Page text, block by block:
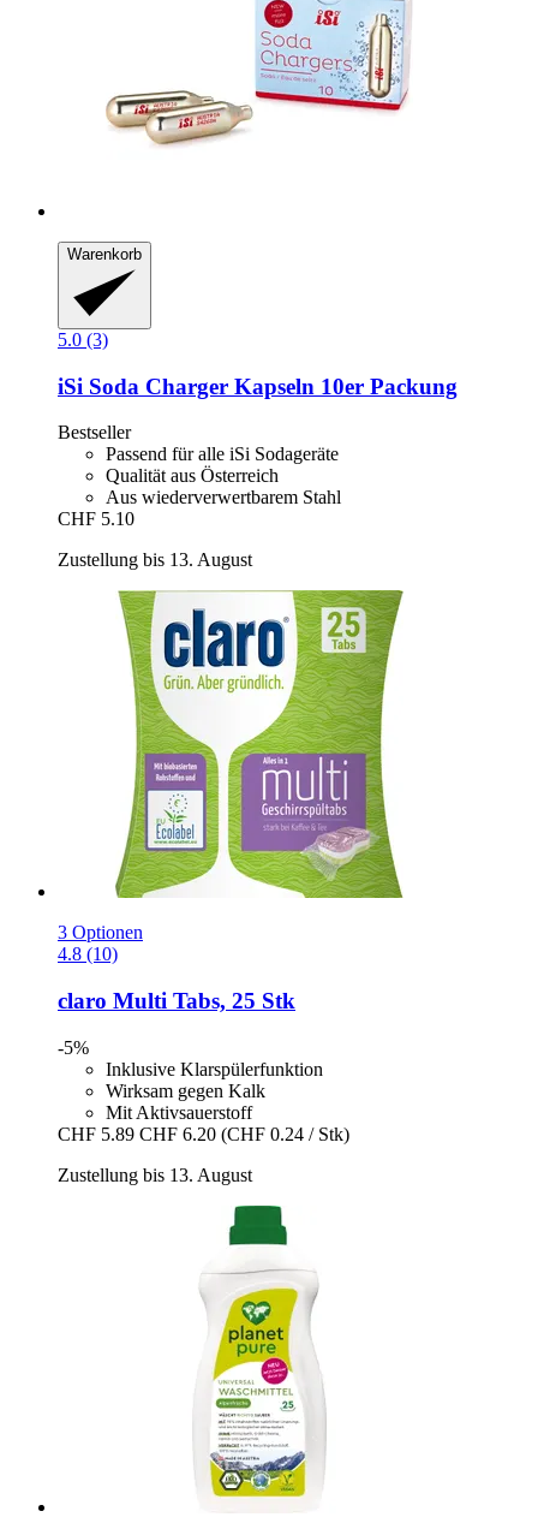
Warenkorb
5.0 (3)
iSi Soda Charger Kapseln 10er Packung
Bestseller
Passend für alle iSi Sodageräte
Qualität aus Österreich
Aus wiederverwertbarem Stahl
CHF 5.10
Zustellung bis 13. August
3 Optionen
4.8 (10)
claro Multi Tabs, 25 Stk
-5%
Inklusive Klarspülerfunktion
Wirksam gegen Kalk
Mit Aktivsauerstoff
CHF 5.89 CHF 6.20 (CHF 0.24 / Stk)
Zustellung bis 13. August